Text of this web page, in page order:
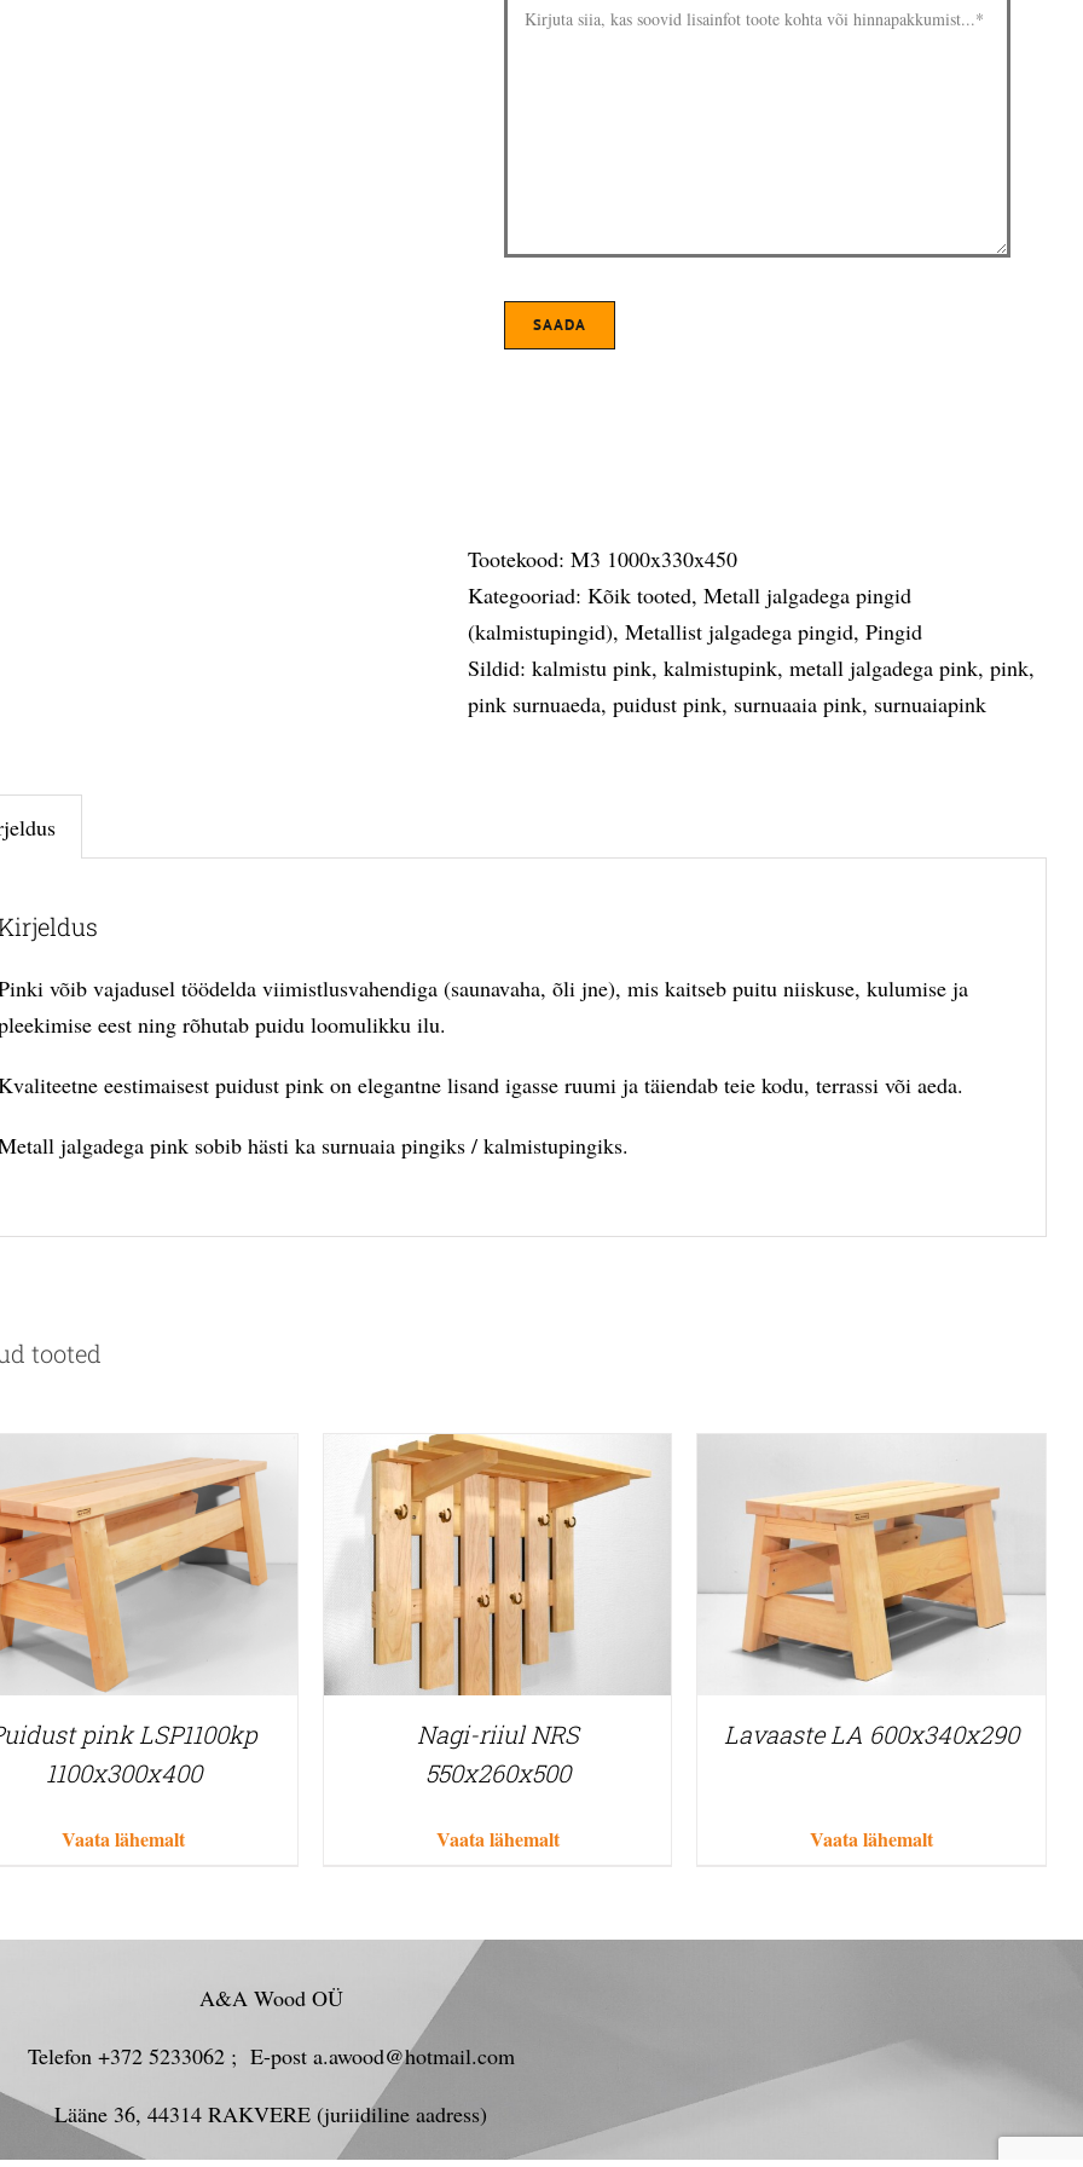
SAADA
Tootekood:M3 1000x330x450
Kategooriad:Kõik tooted,Metall jalgadega pingid
(kalmistupingid),Metallist jalgadega pingid,Pingid
Sildid:kalmistu pink,kalmistupink,metall jalgadega pink,pink,
pink surnuaeda,puidust pink, surnuaaia pink, surnuaiapink
võib vajadusel töödelda viimistlusvahendiga (saunavaha, õli jne), mis kaitseb puitu niiskuse, kulumise ja
eest ning rõhutab puidu loomulikku ilu.
eestimaisest puidust pink on elegantne lisand igasse ruumi ja täiendab teie kodu, terrassi või aeda.
jalgadega pink sobib hästi ka surnuaia pingiks / kalmistupingiks.
tooted
pink LSP1100kp
1100x300x400
Vaata lähemalt
Nagi-riiul NRS
550x260x500
Vaata lähemalt
Lavaaste LA 600x340x290
Vaata lähemalt
A&A Wood OÜ
Telefon +372 5233062 ; E-post a.awood@hotmail.com
Lääne 36, 44314 RAKVERE (juriidiline aadress)